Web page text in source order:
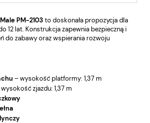
PM-2103 to doskonała propozycja dla
12 lat. Konstrukcja zapewnia bezpieczną i
do zabawy oraz wspierania rozwoju
– wysokość platformy: 1,37 m
zjazdu: 1,37 m